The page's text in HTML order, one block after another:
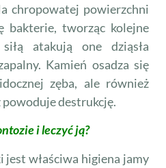
chropowatej powierzchni
bakterie, tworząc kolejne
atakują one dziąsła
Kamień osadza się
zęba, ale również
powoduje destrukcję.
i leczyć ją?
właściwa higiena jamy